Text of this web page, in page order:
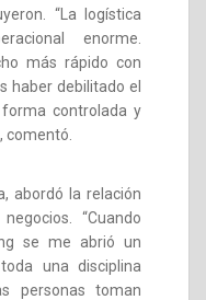
“La logística
enorme.
más rápido con
haber debilitado el
controlada y
comentó.
abordó la relación
“Cuando
se me abrió un
una disciplina
personas toman